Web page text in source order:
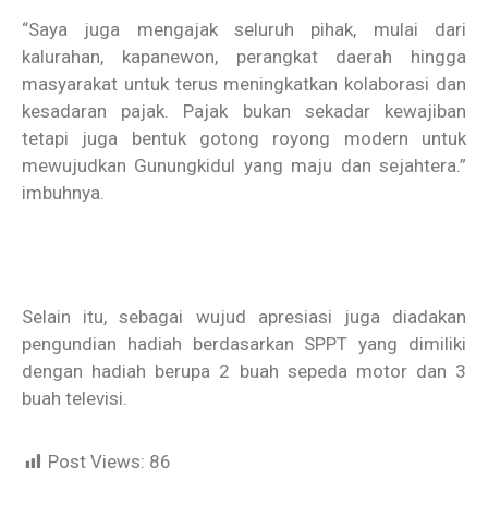
“Saya juga mengajak seluruh pihak, mulai dari
kalurahan, kapanewon, perangkat daerah hingga
masyarakat untuk terus meningkatkan kolaborasi dan
kesadaran pajak. Pajak bukan sekadar kewajiban
tetapi juga bentuk gotong royong modern untuk
mewujudkan Gunungkidul yang maju dan sejahtera.”
imbuhnya.
Selain itu, sebagai wujud apresiasi juga diadakan
pengundian hadiah berdasarkan SPPT yang dimiliki
dengan hadiah berupa 2 buah sepeda motor dan 3
buah televisi.
Post Views: 86